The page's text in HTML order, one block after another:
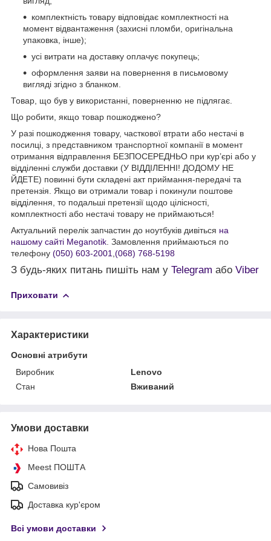
комплектність товару відповідає комплектності на
момент відвантаження (захисні пломби, оригінальна
упаковка, інше);
усі витрати на доставку оплачує покупець;
оформлення заяви на повернення в письмовому
вигляді згідно з бланком.
Товар, що був у використанні, поверненню не підлягає.
Що робити, якщо товар пошкоджено?
У разі пошкодження товару, часткової втрати або нестачі в
посилці, з представником транспортної компанії в момент
отримання відправлення БЕЗПОСЕРЕДНЬО при кур’єрі або у
відділенні служби доставки (У ВІДДІЛЕННІ! ДОДОМУ НЕ
ЙДЕТЕ) повинні бути складені акт приймання-передачі та
претензія. Якщо ви отримали товар і покинули поштове
відділення, то подальші претензії щодо цілісності,
комплектності або нестачі товару не приймаються!
Актуальний перелік запчастин до ноутбуків дивіться на
нашому сайті Meganotik . Замовлення приймаються по
телефону (050) 603-2001 (068) 768-5198
З будь-яких питань пишіть нам у Telegram або Viber
Приховати
Характеристики
Основні атрибути
Виробник
Lenovo
Стан
Вживаний
Умови доставки
Нова Пошта
Meest ПОШТА
Самовивіз
Доставка кур'єром
Всі умови доставки